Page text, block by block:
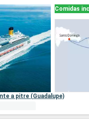
Comidas
a pitre (Guadalupe)